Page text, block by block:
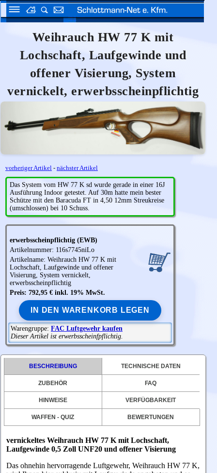
Weihrauch HW 77 K mit
Lochschaft, Laufgewinde und
offener Visierung, System
vernickelt, erwerbsscheinpflichtig
vorheriger Artikel - nächster Artikel
Das System vom HW 77 K sd wurde gerade in einer 16J
Ausführung Indoor getestet. Auf 30m hatte mein bester
Schütze mit den Baracuda FT in 4,50 12mm Streukreise
(umschlossen) bei 10 Schuss.
erwerbsscheinpflichtig (EWB)
Artikelnummer: 116s7745niLo
Artikelname: Weihrauch HW 77 K mit
Lochschaft, Laufgewinde und offener
Visierung, System vernickelt,
erwerbsscheinpflichtig
Preis: 792,95 € inkl. 19% MwSt.
IN DEN WARENKORB LEGEN
Warengruppe: FAC Luftgewehr kaufen
Dieser Artikel ist erwerbsscheinfpflichtig.
BESCHREIBUNG TECHNISCHE DATEN
ZUBEHÖR FAQ
HINWEISE VERFÜGBARKEIT
WAFFEN - QUIZ BEWERTUNGEN
vernickeltes Weihrauch HW 77 K mit Lochschaft,
Laufgewinde 0,5 Zoll UNF20 und offener Visierung
Das ohnehin hervorragende Luftgewehr, Weihrauch HW 77 K,